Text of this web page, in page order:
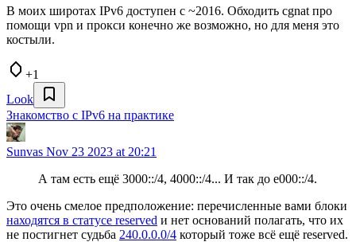
В моих широтах IPv6 доступен с ~2016. Обходить cgnat про
помощи vpn и прокси конечно же возможно, но для меня это
костыли.
+1
Look
Знакомство с IPv6 на практике
Sunvas Nov 23 2023 at 20:21
А там есть ещё 3000::/4, 4000::/4... И так до e000::/4.
Это очень смелое предположение: перечисленные вами блоки
находятся в статусе reserved и нет оснований полагать, что их
не постигнет судьба 240.0.0.0/4 который тоже всё ещё reserved.